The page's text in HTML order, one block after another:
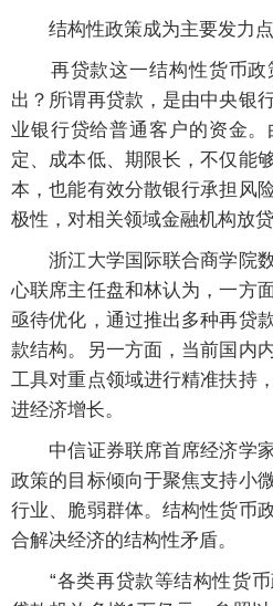
结构性政策成为主要发力点
再贷款这一结构性货币政
出？所谓再贷款，是由中央银
业银行贷给普通客户的资金
定、成本低、期限长，不仅能
本，也能有效分散银行承担风
极性，对相关领域金融机构放
浙江大学国际联合商学院数
心联席主任盘和林认为，一方
亟待优化，通过推出多种再贷
款结构。另一方面，当前国内
工具对重点领域进行精准扶持
进经济增长。
中信证券联席首席经济学家
政策的目标倾向于聚焦支持小
行业、脆弱群体。结构性货币
合解决经济的结构性矛盾。
“各类再贷款等结构性货币